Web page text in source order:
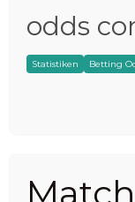
odds
Statistiken Betting